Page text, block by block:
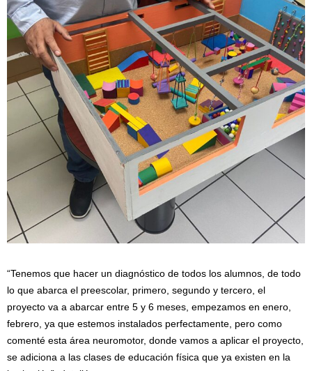
“Tenemos que hacer un diagnóstico de todos los alumnos, de todo
lo que abarca el preescolar, primero, segundo y tercero, el
proyecto va a abarcar entre 5 y 6 meses, empezamos en enero,
febrero, ya que estemos instalados perfectamente, pero como
comenté esta área neuromotor, donde vamos a aplicar el proyecto,
se adiciona a las clases de educación física que ya existen en la